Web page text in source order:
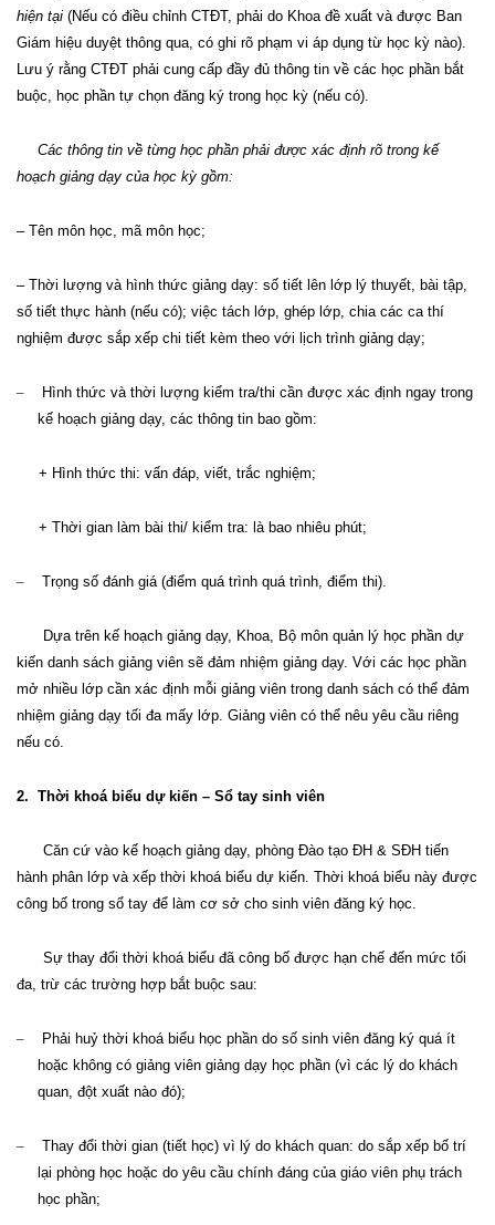
hiện tại (Nếu có điều chỉnh CTĐT, phải do Khoa đề xuất và được Ban
Giám hiệu duyệt thông qua, có ghi rõ phạm vi áp dụng từ học kỳ nào).
Lưu ý rằng CTĐT phải cung cấp đầy đủ thông tin về các học phần bắt
buộc, học phần tự chọn đăng ký trong học kỳ (nếu có).
Các thông tin về từng học phần phải được xác định rõ trong kế
hoạch giảng dạy của học kỳ gồm:
– Tên môn học, mã môn học;
– Thời lượng và hình thức giảng dạy: số tiết lên lớp lý thuyết, bài tập,
số tiết thực hành (nếu có); việc tách lớp, ghép lớp, chia các ca thí
nghiệm được sắp xếp chi tiết kèm theo với lịch trình giảng dạy;
– Hình thức và thời lượng kiểm tra/thi cần được xác định ngay trong
kế hoạch giảng dạy, các thông tin bao gồm:
+ Hình thức thi: vấn đáp, viết, trắc nghiệm;
+ Thời gian làm bài thi/ kiểm tra: là bao nhiêu phút;
– Trọng số đánh giá (điểm quá trình quá trình, điểm thi)
Dựa trên kế hoạch giảng dạy, K hoa, Bộmôn quản lý học phần dự
kiến danh sách giảng viên sẽ đảm nhiệm giảng dạy. Với các học phần
mở nhiều lớp cần xác định mỗi giảng viên trong danh sách có thể đảm
nhiệm giảng dạy tối đa mấy lớp. Giảng viên có thể nêu yêu cầu riêng
nếu có.
2. Thời khoá biểu dự kiến – Sổ tay sinh viên
Căn cứ vào kế hoạch giảng dạy, phòng Đào tạo ĐH & SĐH tiến
hành phân lớp và xếp thời khoá biểu dự kiến. Thời khoá biểu này được
công bố trong sổ tay để làm cơ sở cho sinh viên đăng ký học.
Sự thay đổi thời khoá biểu đã công bố được hạn chế đến mức tối
đa, trừ các trường hợp bắt buộc sau:
–
Phải huỷ thời khoá biểu học phần do số sinh viên đăng ký quá ít
hoặc không có giảng viên giảng dạy học phần (vì các lý do khách
quan, đột xuất nào đó);
–
Thay đổi thời gian (tiết học) vì lý do khách quan: do sắp xếp bố trí
lại phòng học hoặc do yêu cầu chính đáng của giáo viên phụ trách
học phần;